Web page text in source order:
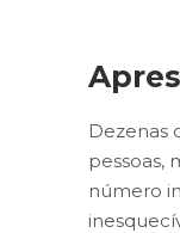
Dezenas
pessoas,
número